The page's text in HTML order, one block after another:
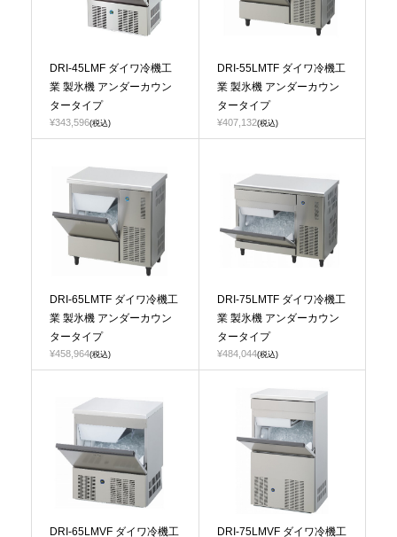
DRI-45LMF ダイワ冷機工
業 製氷機 アンダーカウン
タータイプ
¥343,596(税込)
DRI-55LMTF ダイワ冷機工
業 製氷機 アンダーカウン
タータイプ
¥407,132(税込)
DRI-65LMTF ダイワ冷機工
業 製氷機 アンダーカウン
タータイプ
¥458,964(税込)
DRI-75LMTF ダイワ冷機工
業 製氷機 アンダーカウン
タータイプ
¥484,044(税込)
DRI-65LMVF ダイワ冷機工 DRI-75LMVF ダイワ冷機工